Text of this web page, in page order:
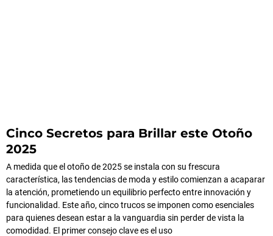
Cinco Secretos para Brillar este Otoño
2025
A medida que el otoño de 2025 se instala con su frescura
característica, las tendencias de moda y estilo comienzan a acaparar
la atención, prometiendo un equilibrio perfecto entre innovación y
funcionalidad. Este año, cinco trucos se imponen como esenciales
para quienes desean estar a la vanguardia sin perder de vista la
comodidad. El primer consejo clave es el uso